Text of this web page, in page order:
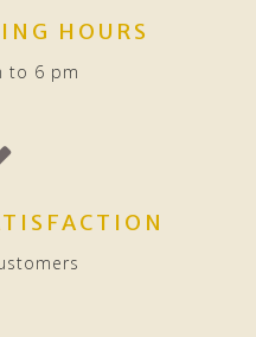
HOURS
to 6 pm